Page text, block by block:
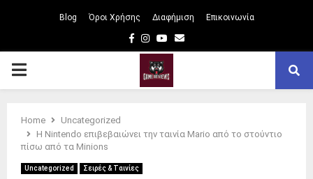
Blog Όροι Χρήσης Διαφήμιση Επικοινωνία
Facebook
Instagram
Youtube
Email
PRIMARY
Home
Uncategorized
Η Nintendo επιβεβαιώνει την ταινία Mario από το στούντιο
πίσω από τα Minions
Uncategorized Σειρές & Ταινίες